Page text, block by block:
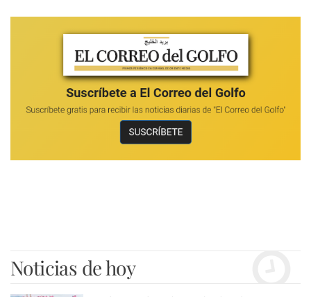
Noticias de hoy